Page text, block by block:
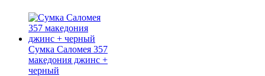
Сумка Саломея 357
македония джинс +
черный